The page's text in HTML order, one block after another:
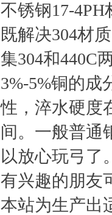
不锈钢17-
既解决304材
集304和440C
3%-5%铜的成
性，淬水硬度
间。一般普通
以放心玩弓了
有兴趣的朋友
本站为生产出